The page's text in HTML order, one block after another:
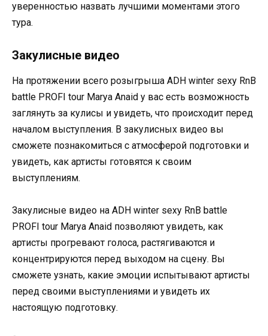
уверенностью назвать лучшими моментами этого
тура.
Закулисные видео
На протяжении всего розыгрыша ADH winter sexy RnB
battle PROFI tour Marya Anaid у вас есть возможность
заглянуть за кулисы и увидеть, что происходит перед
началом выступления. В закулисных видео вы
сможете познакомиться с атмосферой подготовки и
увидеть, как артисты готовятся к своим
выступлениям.
Закулисные видео на ADH winter sexy RnB battle
PROFI tour Marya Anaid позволяют увидеть, как
артисты прогревают голоса, растягиваются и
концентрируются перед выходом на сцену. Вы
сможете узнать, какие эмоции испытывают артисты
перед своими выступлениями и увидеть их
настоящую подготовку.